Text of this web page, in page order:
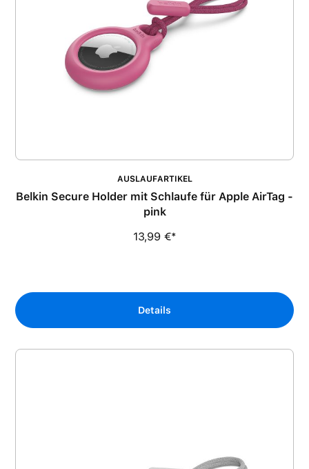
AUSLAUFARTIKEL
Belkin Secure Holder mit Schlaufe für Apple AirTag -
pink
13,99 €*
Details